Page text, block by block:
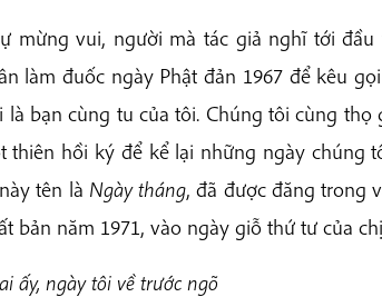
mừng vui, người mà tác giả nghĩ tới
làm đuốc ngày Phật đản 1967 để kêu
là bạn cùng tu của tôi. Chúng tôi cùng thọ
thiên hồi ký để kể lại những ngày chúng
tên là Ngày tháng, đã được đăng trong
bản năm 1971, vào ngày giỗ thứ tư của
ấy, ngày tôi về trước ngõ